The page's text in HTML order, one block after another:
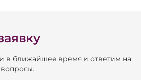
потоков. QuickQ Rack
для инсталляций, где не
пульта (бары,
подсветка и т.д.).
в ближайшее время и ответим на